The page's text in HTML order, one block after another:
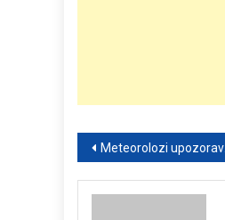
Post
navigation
Meteorolozi upozoravaju: Nevrijeme stiže već danas – evo gdje će biti najkritičnije